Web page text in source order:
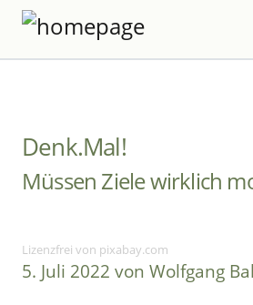
Denk.Mal!
Müssen Ziele wirklich
Lizenzfrei von pixabay.com
5. Juli 2022 von Wolfgang